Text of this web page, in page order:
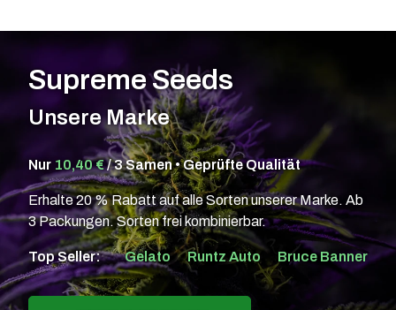
Supreme Seeds
Unsere Marke
Nur 10,40 €/ 3 Samen • Geprüfte Qualität
Erhalte 20 % Rabatt auf alle Sorten unserer Marke. Ab
3 Packungen. Sorten frei kombinierbar.
Top Seller: Gelato Runtz Auto Bruce Banner